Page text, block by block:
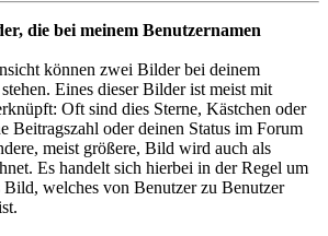
die bei meinem Benutzernamen
können zwei Bilder bei deinem
Eines dieser Bilder ist meist mit
Oft sind dies Sterne, Kästchen oder
Beitragszahl oder deinen Status im Forum
meist größere, Bild wird auch als
Es handelt sich hierbei in der Regel um
Bild, welches von Benutzer zu Benutzer